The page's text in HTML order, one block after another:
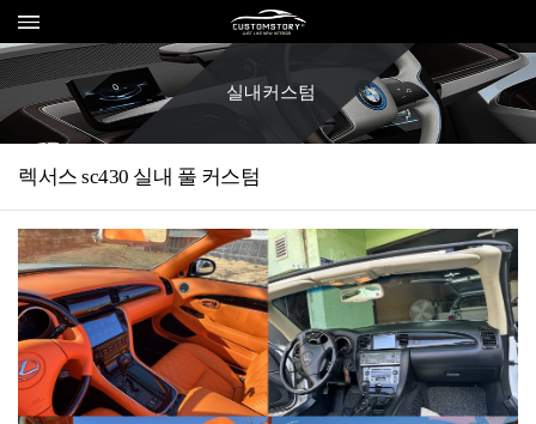
실내커스텀
렉서스 sc430 실내 풀 커스텀